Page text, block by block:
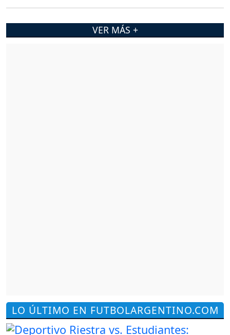
LO ÚLTIMO EN FUTBOLARGENTINO.COM
VER MÁS +